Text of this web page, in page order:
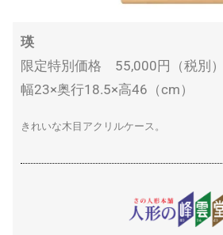
瑛
限定特別価格 55,000円（税別）
幅23×奥行18.5×高46（cm）
きれいな木目アクリルケース。